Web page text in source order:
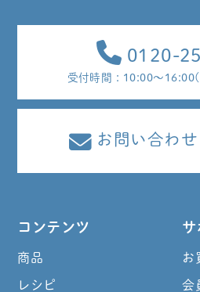
0120-
受付時間 : 10:00～
お問い合わ
コンテンツ
商品
レシピ
サ
お
会